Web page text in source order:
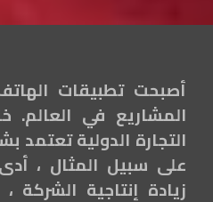
أصبحت تطبيقات
المشاريع في
التجارة الدولية تعتمد
زيادة إنتاجية الشركة